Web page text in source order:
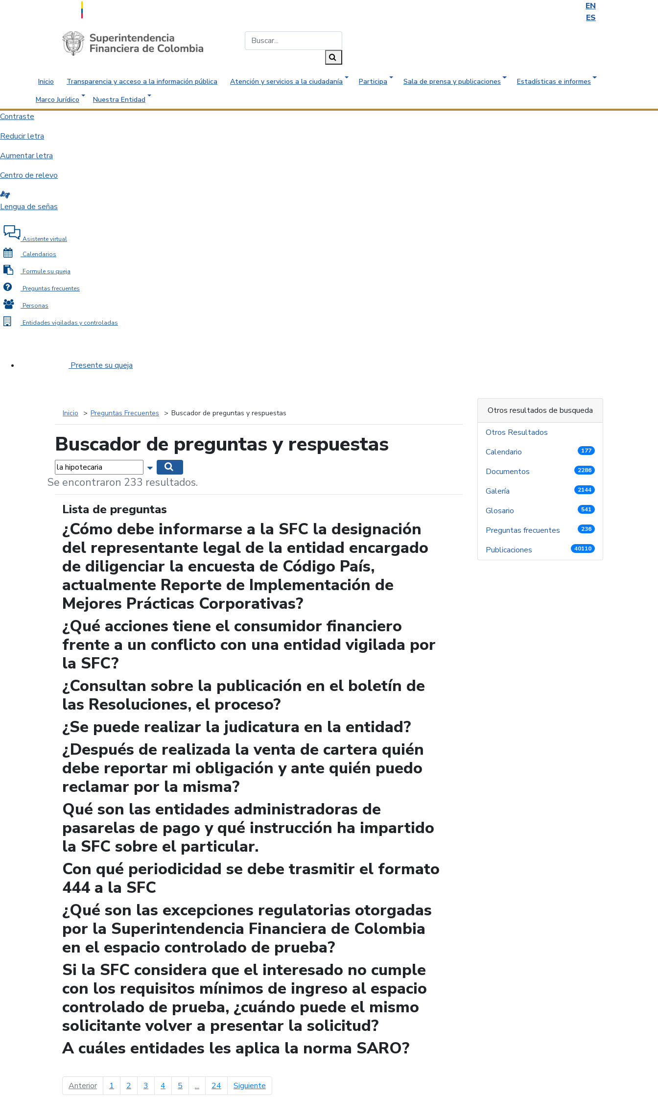
EN
ES
Saltar al contenido principal
Inicio Transparencia y acceso a la información pública Atención y servicios a la ciudadanía Participa Sala de prensa y publicaciones
Estadísticas e informes
Marco Jurídico
Nuestra Entidad
Contraste
Reducir letra
Aumentar letra
Centro de relevo
Lengua de señas
Asistente virtual
Calendarios
Formule su queja
Preguntas frecuentes
Personas
Entidades vigiladas y controladas
Presente su queja
Inicio Preguntas Frecuentes Buscador de preguntas y respuestas
Buscador de preguntas y respuestas
Palabras... Mostrar opciones de búsqueda
Se encontraron 233 resultados.
Lista de preguntas
¿Cómo debe informarse a la SFC la designación
del representante legal de la entidad encargado
de diligenciar la encuesta de Código País,
actualmente Reporte de Implementación de
Mejores Prácticas Corporativas?
¿Qué acciones tiene el consumidor financiero
frente a un conflicto con una entidad vigilada por
la SFC?
¿Consultan sobre la publicación en el boletín de
las Resoluciones, el proceso?
¿Se puede realizar la judicatura en la entidad?
¿Después de realizada la venta de cartera quién
debe reportar mi obligación y ante quién puedo
reclamar por la misma?
Qué son las entidades administradoras de
pasarelas de pago y qué instrucción ha impartido
la SFC sobre el particular.
Con qué periodicidad se debe trasmitir el formato
444 a la SFC
¿Qué son las excepciones regulatorias otorgadas
por la Superintendencia Financiera de Colombia
en el espacio controlado de prueba?
Si la SFC considera que el interesado no cumple
con los requisitos mínimos de ingreso al espacio
controlado de prueba, ¿cuándo puede el mismo
solicitante volver a presentar la solicitud?
A cuáles entidades les aplica la norma SARO?
Anteriorpágina anterior
1 2 3 4 5 ... 24 Siguiente
Otros resultados de busqueda
Otros Resultados
Calendario
177
Documentos 2286
Galería 2144
Glosario 541
Preguntas frecuentes 236
Publicaciones 40110